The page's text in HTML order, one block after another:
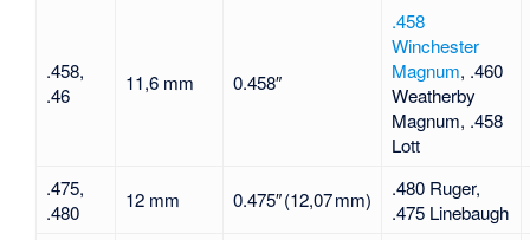
.458,
.46
11,6 mm 0.458″
.458
Winchester
Magnum, .460
Weatherby
Magnum, .458
Lott
.475,
.480
12 mm 0.475″ (12,07 mm)
.480 Ruger,
.475 Linebaugh